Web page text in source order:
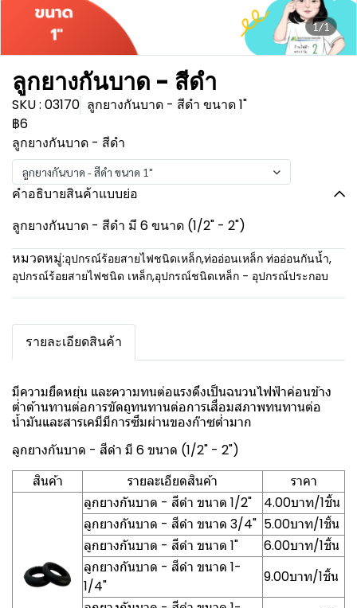
1/1
ลูกยางกันบาด - สีดำ
SKU : 03170 ลูกยางกันบาด - สีดำ ขนาด 1"
฿6
ลูกยางกันบาด - สีดำ
ลูกยางกันบาด - สีดำ ขนาด 1"
คำอธิบายสินค้าแบบย่อ
ลูกยางกันบาด - สีดำ มี 6 ขนาด (1/2" - 2")
หมวดหมู่:อุปกรณ์ร้อยสายไฟชนิดเหล็ก,ท่ออ่อนเหล็ก ท่ออ่อนกันน้ำ,
อุปกรณ์ร้อยสายไฟชนิด เหล็ก,อุปกรณ์ชนิดเหล็ก - อุปกรณ์ประกอบ
รายละเอียดสินค้า
มีความยืดหยุ่น และความทนต่อแรงดึงเป็นฉนวนไฟฟ้าค่อนข้าง
ต่ำต้านทานต่อการขัดถูทนทานต่อการเสื่อมสภาพทนทานต่อ
น้ำมันและสารเคมีมีการซึมผ่านของก๊าซต่ำมาก
ลูกยางกันบาด - สีดำ มี 6 ขนาด (1/2" - 2")
สินค้า
รายละเอียดสินค้า
ราคา
ลูกยางกันบาด - สีดำ ขนาด 1/2"
4.00บาท/1ชิ้น
ลูกยางกันบาด - สีดำ ขนาด 3/4" 5.00บาท/1ชิ้น
ลูกยางกันบาด - สีดำ ขนาด 1"
6.00บาท/1ชิ้น
ลูกยางกันบาด - สีดำ ขนาด 1-
1/4"
9.00บาท/1ชิ้น